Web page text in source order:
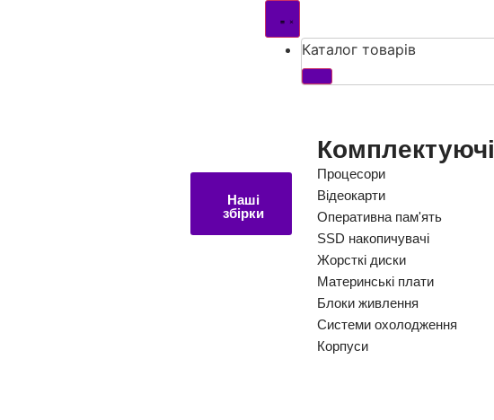
Наші
збірки
Каталог товарів
Комплектуючі
Процесори
Відеокарти
Оперативна пам'ять
SSD накопичувачі
Жорсткі диски
Материнські плати
Блоки живлення
Системи охолодження
Корпуси